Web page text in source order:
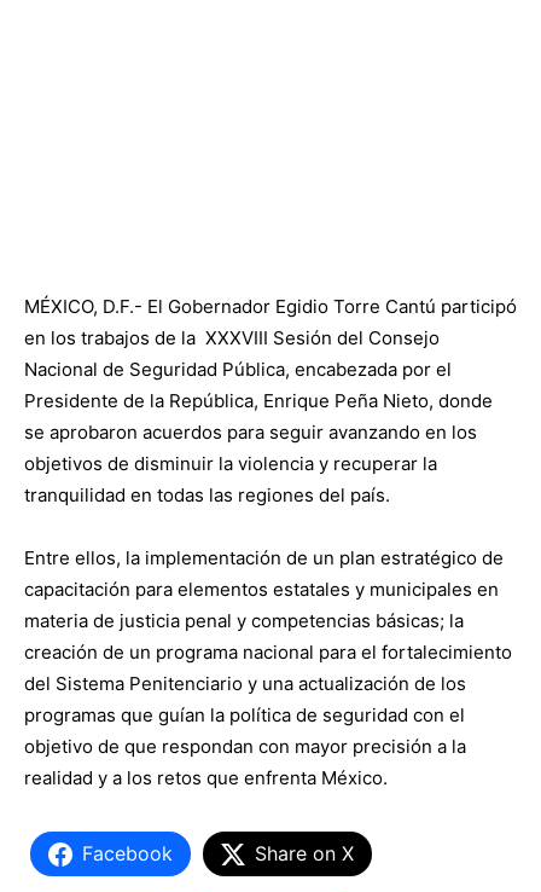
MÉXICO, D.F.- El Gobernador Egidio Torre Cantú participó
en los trabajos de la XXXVIII Sesión del Consejo
Nacional de Seguridad Pública, encabezada por el
Presidente de la República, Enrique Peña Nieto, donde
se aprobaron acuerdos para seguir avanzando en los
objetivos de disminuir la violencia y recuperar la
tranquilidad en todas las regiones del país.
Entre ellos, la implementación de un plan estratégico de
capacitación para elementos estatales y municipales en
materia de justicia penal y competencias básicas; la
creación de un programa nacional para el fortalecimiento
del Sistema Penitenciario y una actualización de los
programas que guían la política de seguridad con el
objetivo de que respondan con mayor precisión a la
realidad y a los retos que enfrenta México.
Facebook Share on X